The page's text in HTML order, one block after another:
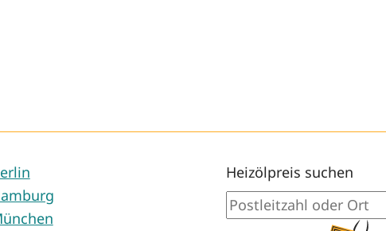
Heizölpreis suchen